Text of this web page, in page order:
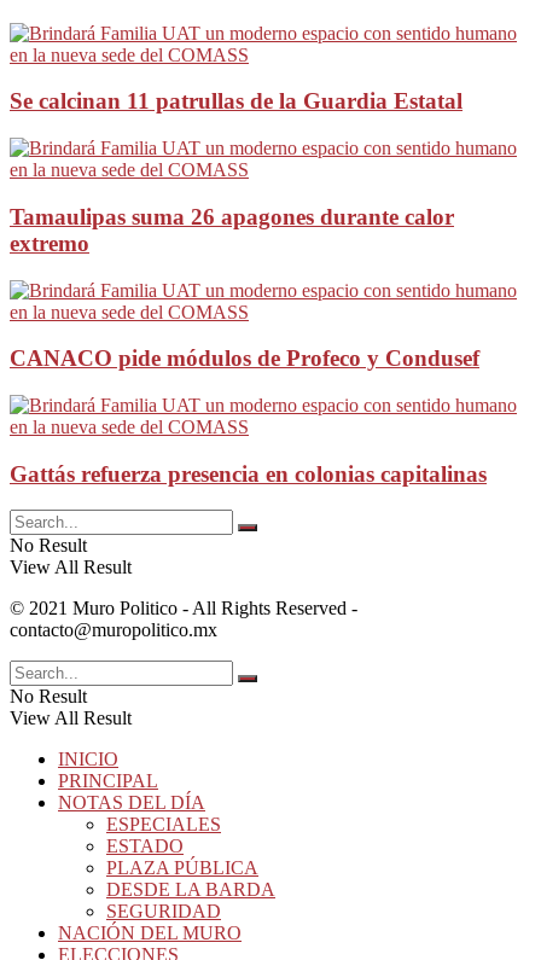
Se calcinan 11 patrullas de la Guardia Estatal
Tamaulipas suma 26 apagones durante calor
extremo
CANACO pide módulos de Profeco y Condusef
Gattás refuerza presencia en colonias capitalinas
No Result
View All Result
© 2021 Muro Politico - All Rights Reserved -
contacto@muropolitico.mx
No Result
View All Result
INICIO
PRINCIPAL
NOTAS DEL DÍA
ESPECIALES
ESTADO
PLAZA PÚBLICA
DESDE LA BARDA
SEGURIDAD
NACIÓN DEL MURO
ELECCIONES